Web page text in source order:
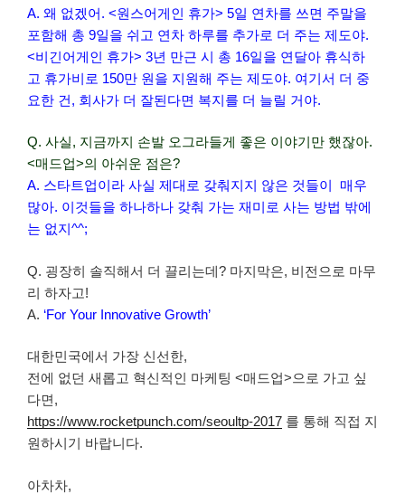
A. 왜 없겠어. <원스어게인 휴가> 5일 연차를 쓰면 주말을
포함해 총 9일을 쉬고 연차 하루를 추가로 더 주는 제도야.
<비긴어게인 휴가> 3년 만근 시 총 16일을 연달아 휴식하
고 휴가비로 150만 원을 지원해 주는 제도야. 여기서 더 중
요한 건, 회사가 더 잘된다면 복지를 더 늘릴 거야.
Q. 사실, 지금까지 손발 오그라들게 좋은 이야기만 했잖아.
<매드업>의 아쉬운 점은?
A. 스타트업이라 사실 제대로 갖춰지지 않은 것들이 매우
많아. 이것들을 하나하나 갖춰 가는 재미로 사는 방법 밖에
는 없지^^;
Q. 굉장히 솔직해서 더 끌리는데? 마지막은, 비전으로 마무
리 하자고!
A. ‘For Your Innovative Growth’
대한민국에서 가장 신선한,
전에 없던 새롭고 혁신적인 마케팅 <매드업>으로 가고 싶
다면,
https://www.rocketpunch.com/seoultp-2017 를 통해 직접 지
원하시기 바랍니다.
아차차,